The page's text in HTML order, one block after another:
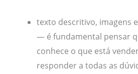
texto descritivo, imagens
— é fundamental pensar
conhece o que está
responder a todas as